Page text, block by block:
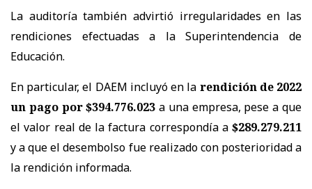
La auditoría también advirtió irregularidades en las
rendiciones efectuadas a la Superintendencia de
Educación.
En particular, el DAEM incluyó en la rendición de 2022
un pago por $394.776.023 a una empresa, pese a que
el valor real de la factura correspondía a$289.279.211
y a que el desembolso fue realizado con posterioridad a
la rendición informada.